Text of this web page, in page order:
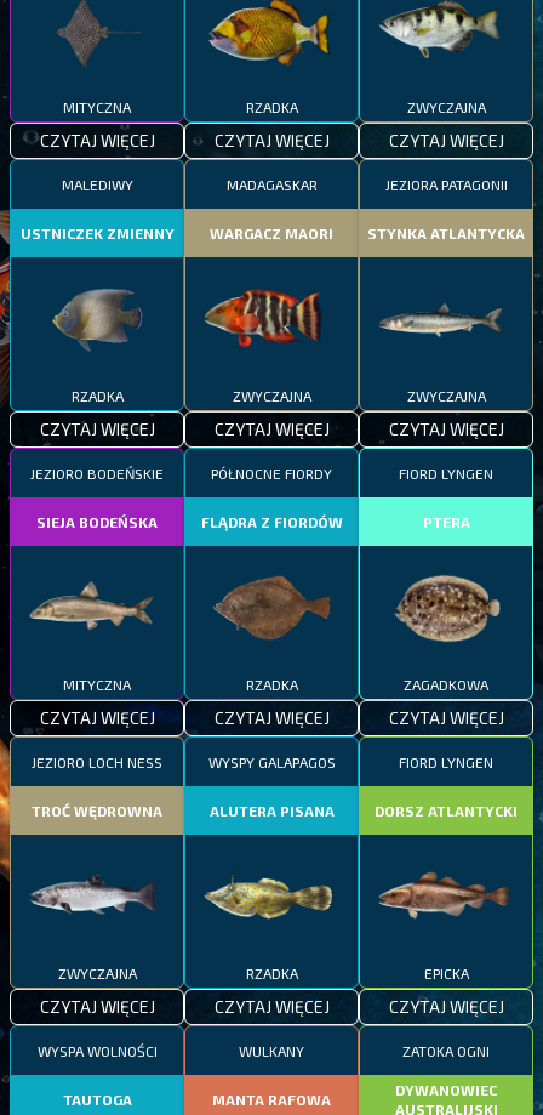
MITYCZNA
CZYTAJ WIĘCEJ
RZADKA
CZYTAJ WIĘCEJ
ZWYCZAJNA
CZYTAJ WIĘCEJ
MALEDIWY
USTNICZEK ZMIENNY
RZADKA
CZYTAJ WIĘCEJ
MADAGASKAR
WARGACZ MAORI
ZWYCZAJNA
CZYTAJ WIĘCEJ
JEZIORA PATAGONII
STYNKA ATLANTYCKA
ZWYCZAJNA
CZYTAJ WIĘCEJ
JEZIORO BODEŃSKIE
SIEJA BODEŃSKA
MITYCZNA
CZYTAJ WIĘCEJ
PÓŁNOCNE FIORDY
FLĄDRA Z FIORDÓW
RZADKA
CZYTAJ WIĘCEJ
FIORD LYNGEN
PTERA
ZAGADKOWA
CZYTAJ WIĘCEJ
JEZIORO LOCH NESS
TROĆ WĘDROWNA
ZWYCZAJNA
CZYTAJ WIĘCEJ
WYSPY GALAPAGOS
ALUTERA PISANA
RZADKA
CZYTAJ WIĘCEJ
FIORD LYNGEN
DORSZ ATLANTYCKI
EPICKA
CZYTAJ WIĘCEJ
WYSPA WOLNOŚCI
TAUTOGA
WULKANY
MANTA RAFOWA
ZATOKA OGNI
DYWANOWIEC
AUSTRALIJSKI